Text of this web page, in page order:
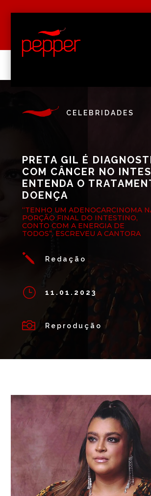
CELEBRIDADES
PRETA GIL É
COM CÂNCER NO
ENTENDA O
DOENÇA
“TENHO UM ADENOCARCINOMA
PORÇÃO FINAL DO INTESTINO,
CONTO COM A ENERGIA DE
TODOS”, ESCREVEU A CANTORA
j Redação
} 11.01.2023
 Reprodução